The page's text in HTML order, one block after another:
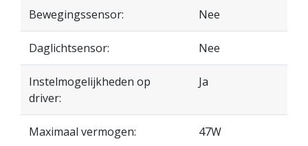
Bewegingssensor: Nee
Daglichtsensor: Nee
Instelmogelijkheden op
driver:
Ja
Maximaal vermogen: 47W